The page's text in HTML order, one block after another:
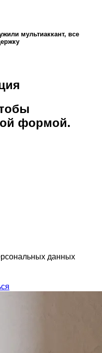
мультиаккант, все
формой.
данных